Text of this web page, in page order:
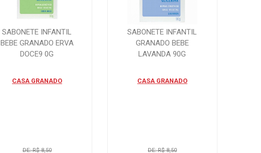
SABONETE INFANTIL
BEBE GRANADO ERVA
DOCE9 0G
CASA GRANADO
DE: R$ 8,50
SABONETE INFANTIL
GRANADO BEBE
LAVANDA 90G
CASA GRANADO
DE: R$ 8,50